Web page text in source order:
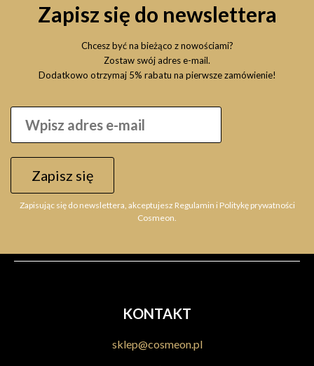
Zapisz się do newslettera
Chcesz być na bieżąco z nowościami?
Zostaw swój adres e-mail.
Dodatkowo otrzymaj 5% rabatu na pierwsze zamówienie!
Zapisz się
Zapisując się do newslettera, akceptujesz Regulamin i Politykę prywatności
Cosmeon.
KONTAKT
sklep@cosmeon.pl